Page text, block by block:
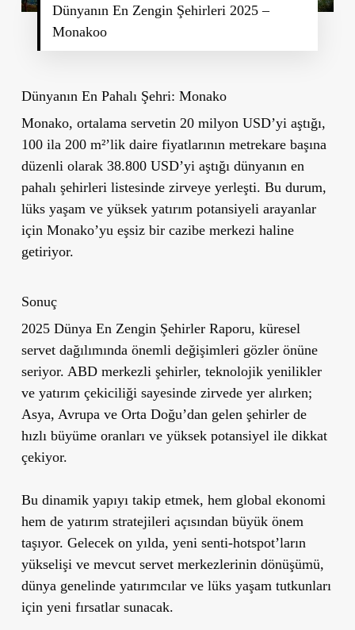
Dünyanın En Zengin Şehirleri 2025 –
Monakoo
Dünyanın En Pahalı Şehri: Monako
Monako, ortalama servetin 20 milyon USD’yi aştığı,
100 ila 200 m²’lik daire fiyatlarının metrekare başına
düzenli olarak 38.800 USD’yi aştığı dünyanın en
pahalı şehirleri listesinde zirveye yerleşti. Bu durum,
lüks yaşam ve yüksek yatırım potansiyeli arayanlar
için Monako’yu eşsiz bir cazibe merkezi haline
getiriyor.
Sonuç
2025 Dünya En Zengin Şehirler Raporu, küresel
servet dağılımında önemli değişimleri gözler önüne
seriyor. ABD merkezli şehirler, teknolojik yenilikler
ve yatırım çekiciliği sayesinde zirvede yer alırken;
Asya, Avrupa ve Orta Doğu’dan gelen şehirler de
hızlı büyüme oranları ve yüksek potansiyel ile dikkat
çekiyor.
Bu dinamik yapıyı takip etmek, hem global ekonomi
hem de yatırım stratejileri açısından büyük önem
taşıyor. Gelecek on yılda, yeni senti-hotspot’ların
yükselişi ve mevcut servet merkezlerinin dönüşümü,
dünya genelinde yatırımcılar ve lüks yaşam tutkunları
için yeni fırsatlar sunacak.